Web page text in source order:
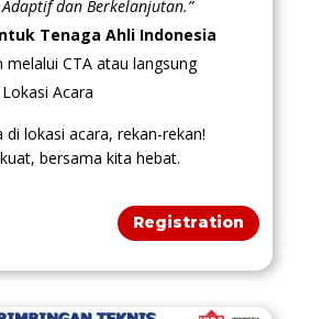
dan Berkelanjutan.”
Tenaga Ahli Indonesia
melalui CTA atau langsung
Acara
di lokasi acara, rekan-rekan!
bersama kita hebat.
Registration